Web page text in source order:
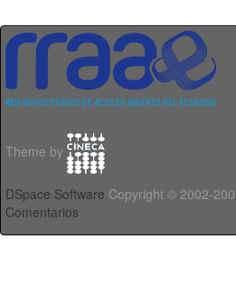
Theme by
DSpace Software Copyright © 2002-
Comentarios